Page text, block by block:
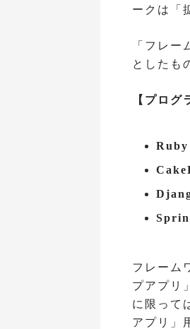
ークは「
「フレ
としたも
【プロ
フレーム
プアプリ
に限って
アプリ」